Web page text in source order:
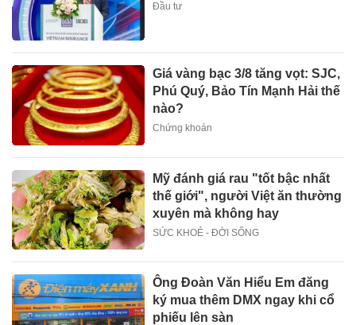
Đầu tư
Giá vàng bạc 3/8 tăng vọt: SJC,
Phú Quý, Bảo Tín Mạnh Hải thế
nào?
Chứng khoán
Mỹ đánh giá rau "tốt bậc nhất
thế giới", người Việt ăn thường
xuyên mà không hay
SỨC KHOẺ - ĐỜI SỐNG
Ông Đoàn Văn Hiểu Em đăng
ký mua thêm DMX ngay khi cổ
phiếu lên sàn